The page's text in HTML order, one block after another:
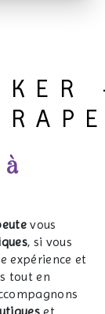
vous
, si vous
expérience et
tout en